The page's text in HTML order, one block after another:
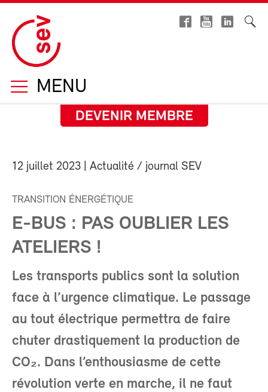
MENU
DEVENIR MEMBRE
12 juillet 2023 | Actualité / journal SEV
TRANSITION ÉNERGÉTIQUE
E-BUS : PAS OUBLIER LES
ATELIERS !
Les transports publics sont la solution
face à l’urgence climatique. Le passage
au tout électrique permettra de faire
chuter drastiquement la production de
CO₂. Dans l’enthousiasme de cette
révolution verte en marche, il ne faut